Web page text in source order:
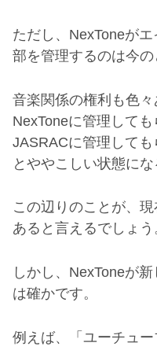
ただし、 NexToneがエ
部を管理するのは今の
音楽関係の権利も色
NexToneに管理しても
JASRACに管理しても
とややこしい状態に
この辺りのことが、
あると言えるでしょう
しかし、 NexToneが新
は確かです。
例えば、「ユーチュ